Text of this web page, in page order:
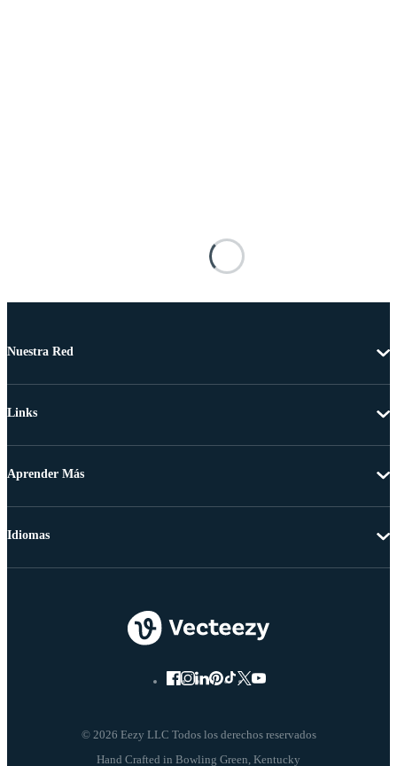
Nuestra Red
Links
Aprender Más
© 2026 Eezy LLC Todos los derechos reservados
Idiomas